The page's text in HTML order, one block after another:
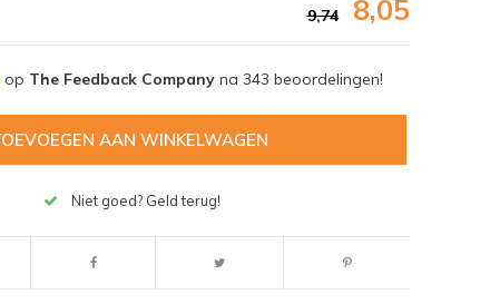
9,74 8,05
op The Feedback Companyna 343 beoordelingen!
AAN WINKELWAGEN
Niet goed? Geld terug!